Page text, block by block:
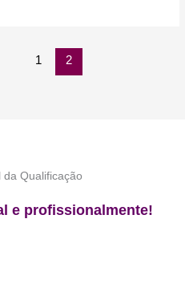
1 2
e profissionalmente!